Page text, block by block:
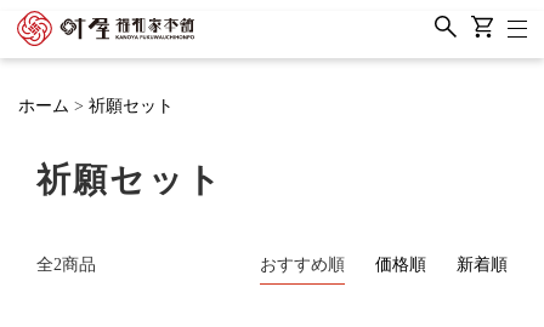
ホーム 祈願セット
祈願セット
全2商品 おすすめ順 価格順 新着順